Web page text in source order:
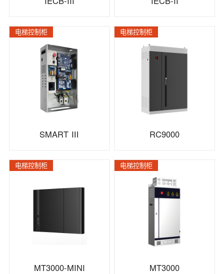
SMART Ⅲ
电梯控制柜
RC9000
电梯控制柜
MT3000-MINI
电梯控制柜
MT3000
电梯控制柜